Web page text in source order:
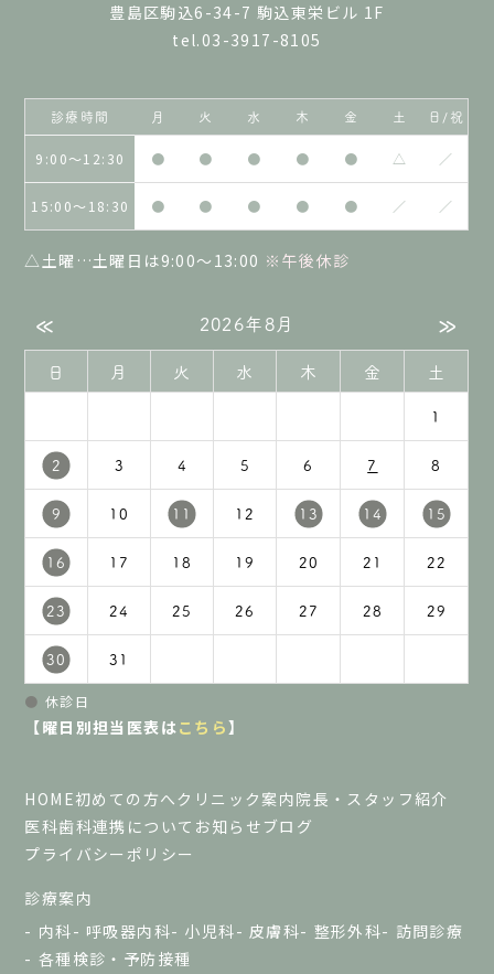
豊島区駒込6-34-7 駒込東栄ビル 1F
tel.03-3917-8105
診療時間 月 火 水 木 金 土 日/祝
9:00〜12:30 ● ● ● ● ● △ ／
15:00～18:30 ● ● ● ● ● ／ ／
△土曜…土曜日は9:00～13:00 ※午後休診
« 2026年8月 »
日 月 火 水 木 金 土
1
2 3 4 5 6 7 8
9 10 11 12 13 14 15
16 17 18 19 20 21 22
23 24 25 26 27 28 29
30 31
● 休診日
【曜日別担当医表はこちら】
HOME初めての方へクリニック案内院長・スタッフ紹介
医科歯科連携について お知らせ ブログ
プライバシーポリシー
診療案内
内科
呼吸器内科 小児科 皮膚科 整形外科
訪問診療
各種検診・予防接種